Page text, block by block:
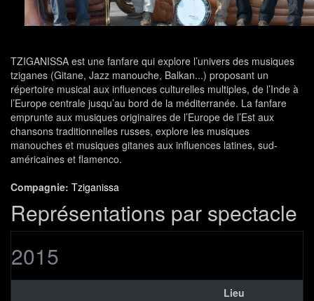
TZIGANISSA est une fanfare qui explore l’univers des musiques
tziganes (Gitane, Jazz manouche, Balkan...) proposant un
répertoire musical aux influences culturelles multiples, de l’Inde à
l’Europe centrale jusqu’au bord de la méditerranée. La fanfare
emprunte aux musiques originaires de l’Europe de l’Est aux
chansons traditionnelles russes, explore les musiques
manouches et musiques gitanes aux influences latines, sud-
américaines et flamenco.
Compagnie: Tziganissa
Représentations par spectacle
2015
Lieu